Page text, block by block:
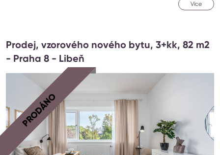
Více
Prodej, vzorového nového bytu, 3+kk, 82 m2
- Praha 8 - Libeň
PRODÁNO